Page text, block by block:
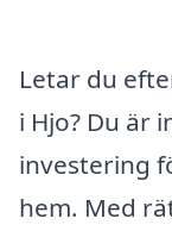
Letar du
i Hjo? Du är
investering
hem. Med